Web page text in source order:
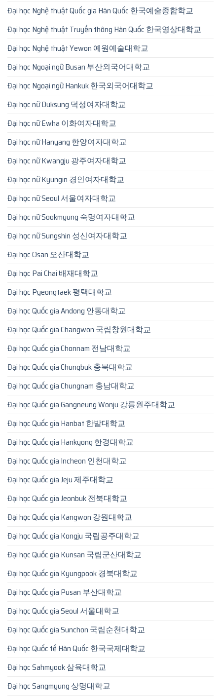
Đại học Nghệ thuật Quốc gia Hàn Quốc 한국예술종합학교
Đại học Nghệ thuật Truyền thông Hàn Quốc 한국영상대학교
Đại học Nghệ thuật Yewon 예원예술대학교
Đại học Ngoại ngữ Busan 부산외국어대학교
Đại học Ngoại ngữ Hankuk 한국외국어대학교
Đại học nữ Duksung 덕성여자대학교
Đại học nữ Ewha 이화여자대학교
Đại học nữ Hanyang 한양여자대학교
Đại học nữ Kwangju 광주여자대학교
Đại học nữ Kyungin 경인여자대학교
Đại học nữ Seoul 서울여자대학교
Đại học nữ Sookmyung 숙명여자대학교
Đại học nữ Sungshin 성신여자대학교
Đại học Osan 오산대학교
Đại học Pai Chai 배재대학교
Đại học Pyeongtaek 평택대학교
Đại học Quốc gia Andong 안동대학교
Đại học Quốc gia Changwon 국립창원대학교
Đại học Quốc gia Chonnam 전남대학교
Đại học Quốc gia Chungbuk 충북대학교
Đại học Quốc gia Chungnam 충남대학교
Đại học Quốc gia Gangneung Wonju 강릉원주대학교
Đại học Quốc gia Hanbat 한밭대학교
Đại học Quốc gia Hankyong 한경대학교
Đại học Quốc gia Incheon 인천대학교
Đại học Quốc gia Jeju 제주대학교
Đại học Quốc gia Jeonbuk 전북대학교
Đại học Quốc gia Kangwon 강원대학교
Đại học Quốc gia Kongju 국립공주대학교
Đại học Quốc gia Kunsan 국립군산대학교
Đại học Quốc gia Kyungpook 경북대학교
Đại học Quốc gia Pusan 부산대학교
Đại học Quốc gia Seoul 서울대학교
Đại học Quốc gia Sunchon 국립순천대학교
Đại học Quốc tế Hàn Quốc 한국국제대학교
Đại học Sahmyook 삼육대학교
Đại học Sangmyung 상명대학교